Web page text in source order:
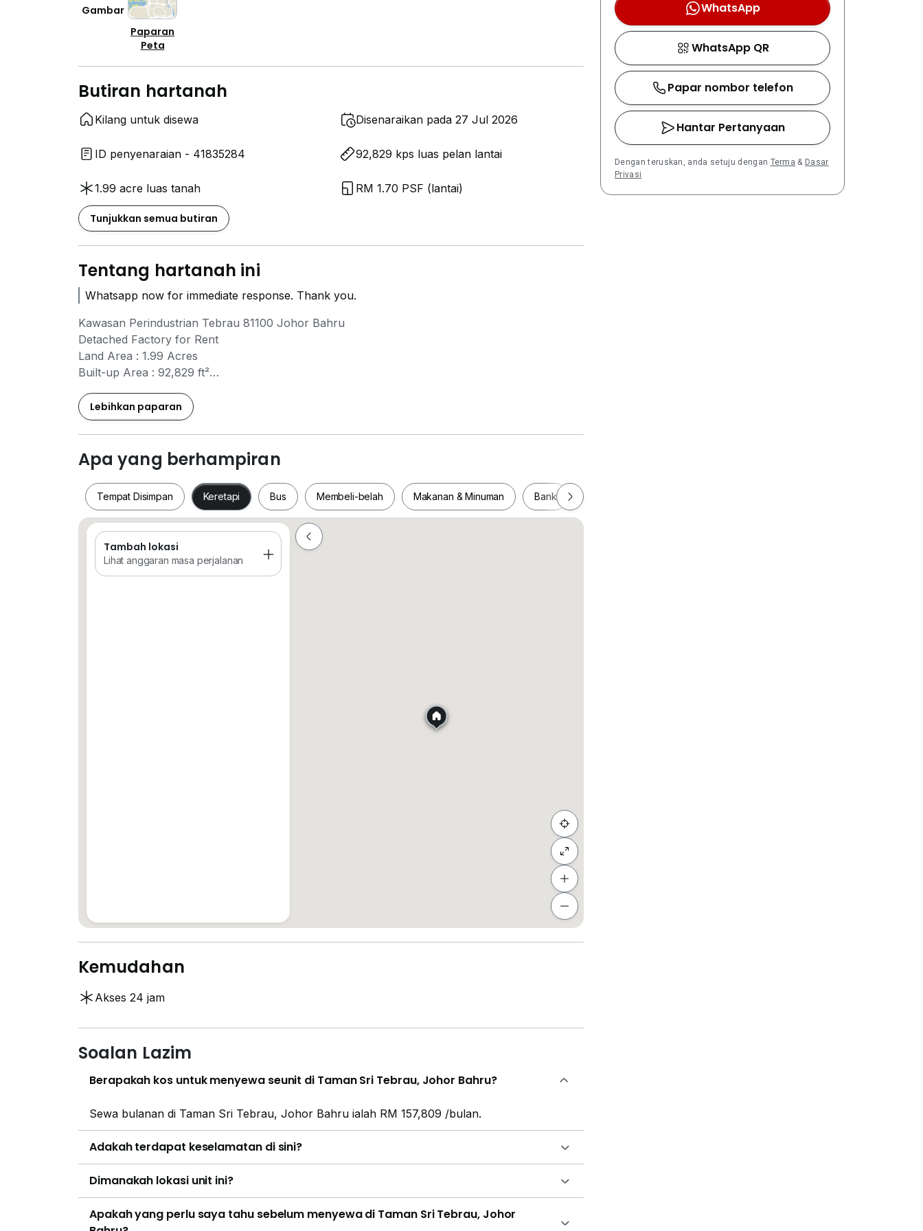
Gambar
Paparan
Peta
Butiran hartanah
Kilang untuk disewa Disenaraikan pada 27 Jul 2026
ID penyenaraian - 41835284 92,829 kps luas pelan lantai
1.99 acre luas tanah RM 1.70 PSF (lantai)
Tunjukkan semua butiran
Tentang hartanah ini
Whatsapp now for immediate response. Thank you.
Kawasan Perindustrian Tebrau 81100 Johor Bahru
Detached Factory for Rent
Land Area : 1.99 Acres
Built-up Area : 92,829 ft²
Rental: RM1.70psf (RM157,809.30/month)
Welcome to contact for more info:
Aiden Tang 小陈
0*****
www.W*****
Lebihkan paparan
Apa yang berhampiran
Tempat Disimpan Keretapi Bus Membeli-belah Makanan & Minuman Bank
Tempat Disimpan
Tambah lokasi
Lihat anggaran masa perjalanan
Kemudahan
Akses 24 jam
Soalan Lazim
Berapakah kos untuk menyewa seunit di Taman Sri Tebrau, Johor Bahru?
Sewa bulanan di Taman Sri Tebrau, Johor Bahru ialah RM 157,809 /bulan.
Adakah terdapat keselamatan di sini?
Dimanakah lokasi unit ini?
Apakah yang perlu saya tahu sebelum menyewa di Taman Sri Tebrau, Johor
WhatsApp
WhatsApp QR
Papar nombor telefon
Hantar Pertanyaan
Dengan teruskan, anda setuju dengan Terma & Dasar
Privasi